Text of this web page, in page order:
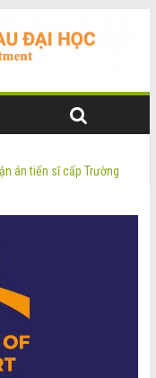
án tiến sĩ cấp Trường
án tiến sĩ cấp Trường